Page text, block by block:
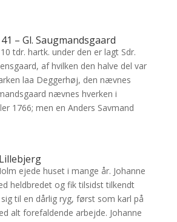
– Gl. Saugmandsgaard
tdr. hartk. under den er lagt Sdr.
af hvilken den halve del var
laa Deggerhøj, den nævnes
nævnes hverken i
1766; men en Anders Savmand
ejede huset i mange år. Johanne
heldbredet og fik tilsidst tilkendt
til en dårlig ryg, først som karl på
alt forefaldende arbejde. Johanne